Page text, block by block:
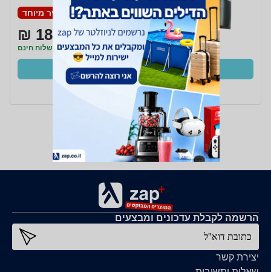
מחיר מיוחד
185 ₪
משלוח חינם
קנו עכשיו
ב- Zap
יצירת קשר
הרשמה לקבלת עדכונים ומבצעים
כתובת דוא''ל